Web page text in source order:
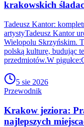
krakowskich
Tadeusz Kantor:
artystyTadeusz Kantor
Wielopolu Skrzyńskim.
polską kulturę, budując
przedmiotów.W
5 sie 2026
Przewodnik
Krakow jeziora:
najlepszych